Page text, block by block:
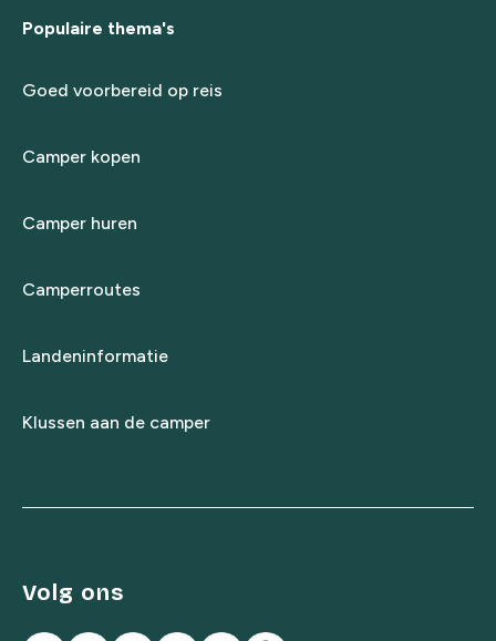
Populaire thema's
Goed voorbereid op reis
Camper kopen
Camper huren
Camperroutes
Landeninformatie
Klussen aan de camper
Volg ons